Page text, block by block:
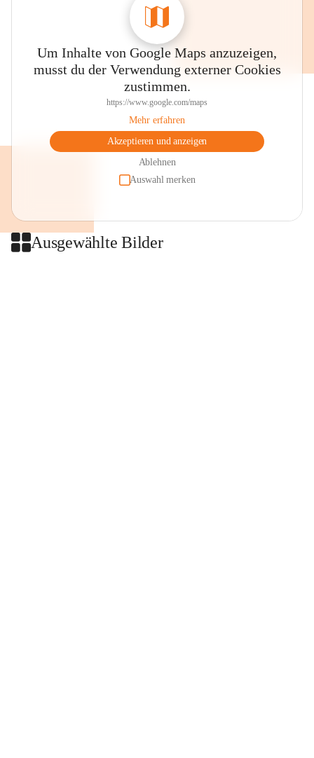
Um Inhalte von Google Maps anzuzeigen,
musst du der Verwendung externer Cookies
zustimmen.
https://www.google.com/maps
Mehr erfahren
Akzeptieren und anzeigen
Ablehnen
Auswahl merken
Ausgewählte Bilder